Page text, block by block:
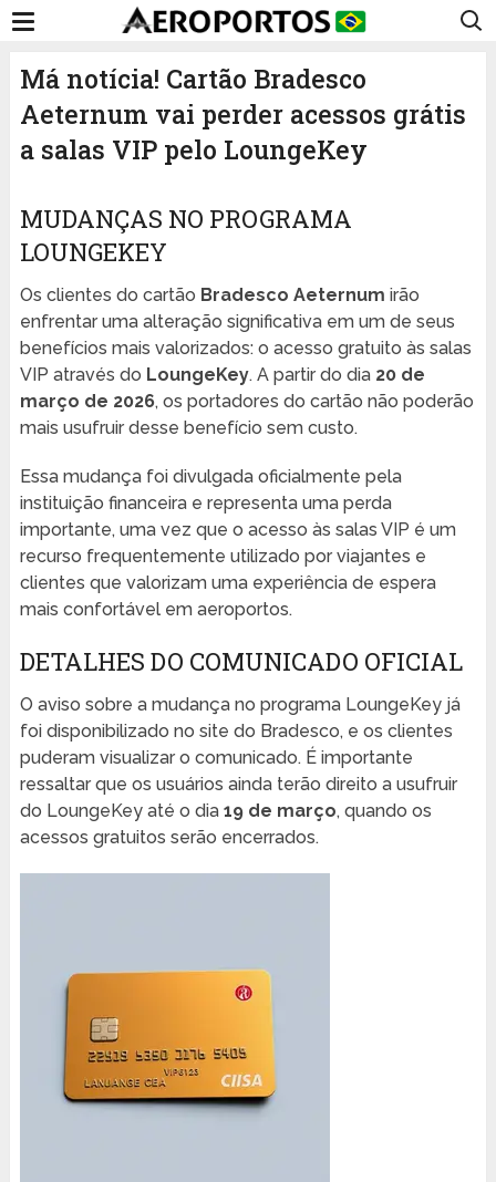
Má notícia! Cartão Bradesco
Aeternum vai perder acessos grátis
a salas VIP pelo LoungeKey
MUDANÇAS NO PROGRAMA
LOUNGEKEY
Os clientes do cartão Bradesco Aeternum irão
enfrentar uma alteração significativa em um de seus
benefícios mais valorizados: o acesso gratuito às salas
VIP através do LoungeKey. A partir do dia 20 de
março de 2026, os portadores do cartão não poderão
mais usufruir desse benefício sem custo.
Essa mudança foi divulgada oficialmente pela
instituição financeira e representa uma perda
importante, uma vez que o acesso às salas VIP é um
recurso frequentemente utilizado por viajantes e
clientes que valorizam uma experiência de espera
mais confortável em aeroportos.
DETALHES DO COMUNICADO OFICIAL
O aviso sobre a mudança no programa LoungeKey já
foi disponibilizado no site do Bradesco, e os clientes
puderam visualizar o comunicado. É importante
ressaltar que os usuários ainda terão direito a usufruir
do LoungeKey até o dia 19 de março, quando os
acessos gratuitos serão encerrados.